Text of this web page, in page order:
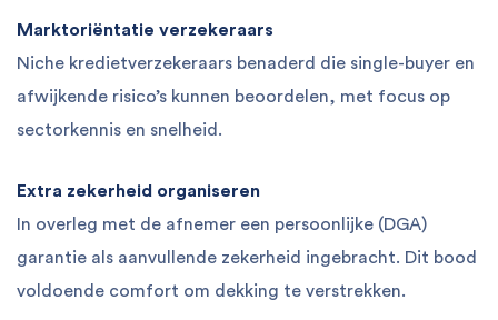
Marktoriëntatie verzekeraars
Niche kredietverzekeraars benaderd die single-buyer en
afwijkende risico’s kunnen beoordelen, met focus op
sectorkennis en snelheid.
Extra zekerheid organiseren
In overleg met de afnemer een persoonlijke (DGA)
garantie als aanvullende zekerheid ingebracht. Dit bood
voldoende comfort om dekking te verstrekken.